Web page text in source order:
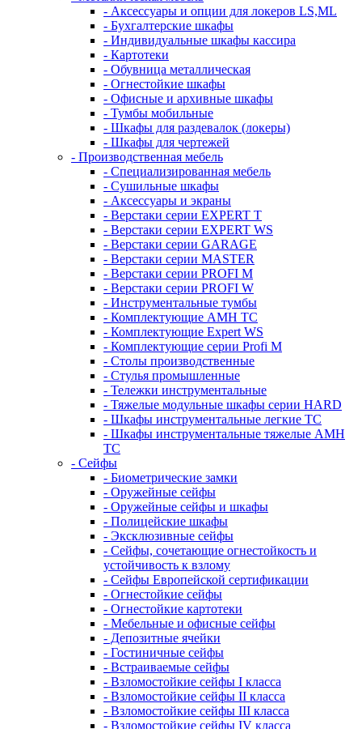
- Аксессуары и опции для локеров LS,ML
- Бухгалтерские шкафы
- Индивидуальные шкафы кассира
- Картотеки
- Обувница металлическая
- Огнестойкие шкафы
- Офисные и архивные шкафы
- Тумбы мобильные
- Шкафы для раздевалок (локеры)
- Шкафы для чертежей
- Производственная мебель
- Cпециализированная мебель
- Cушильные шкафы
- Аксессуары и экраны
- Верстаки серии EXPERT T
- Верстаки серии EXPERT WS
- Верстаки серии GARAGE
- Верстаки серии MASTER
- Верстаки серии PROFI M
- Верстаки серии PROFI W
- Инструментальные тумбы
- Комплектующие AMH TC
- Комплектующие Expert WS
- Комплектующие серии Profi M
- Столы производственные
- Стулья промышленные
- Тележки инструментальные
- Тяжелые модульные шкафы серии HARD
- Шкафы инструментальные легкие ТС
- Шкафы инструментальные тяжелые AMH
TC
- Сейфы
- Биометрические замки
- Оружейные сейфы
- Оружейные сейфы и шкафы
- Полицейские шкафы
- Эксклюзивные сейфы
- Сейфы, сочетающие огнестойкость и
устойчивость к взлому
- Сейфы Европейской сертификации
- Огнестойкие сейфы
- Огнестойкие картотеки
- Мебельные и офисные сейфы
- Депозитные ячейки
- Гостиничные сейфы
- Встраиваемые сейфы
- Взломостойкие сейфы I класса
- Взломостойкие сейфы II класса
- Взломостойкие сейфы III класса
- Взломостойкие сейфы IV класса